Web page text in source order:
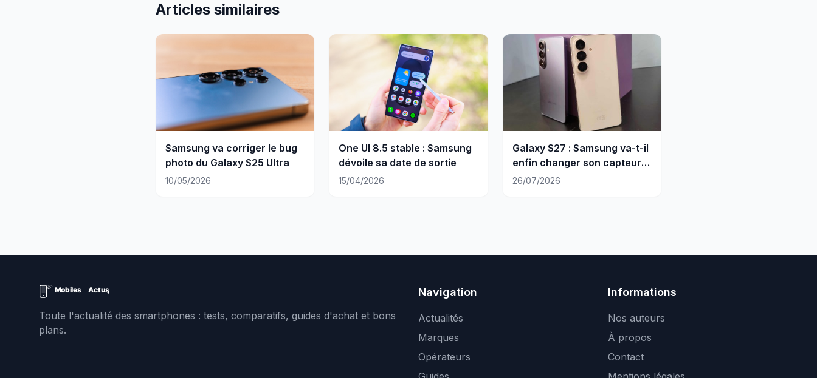
Articles similaires
Samsung va corriger le bug
photo du Galaxy S25 Ultra
10/05/2026
One UI 8.5 stable : Samsung
dévoile sa date de sortie
15/04/2026
Galaxy S27 : Samsung va-t-il
enfin changer son capteur
photo ?
26/07/2026
Toute l'actualité des smartphones : tests, comparatifs, guides d'achat et bons
plans.
Navigation
Actualités
Marques
Opérateurs
Informations
Nos auteurs
À propos
Contact